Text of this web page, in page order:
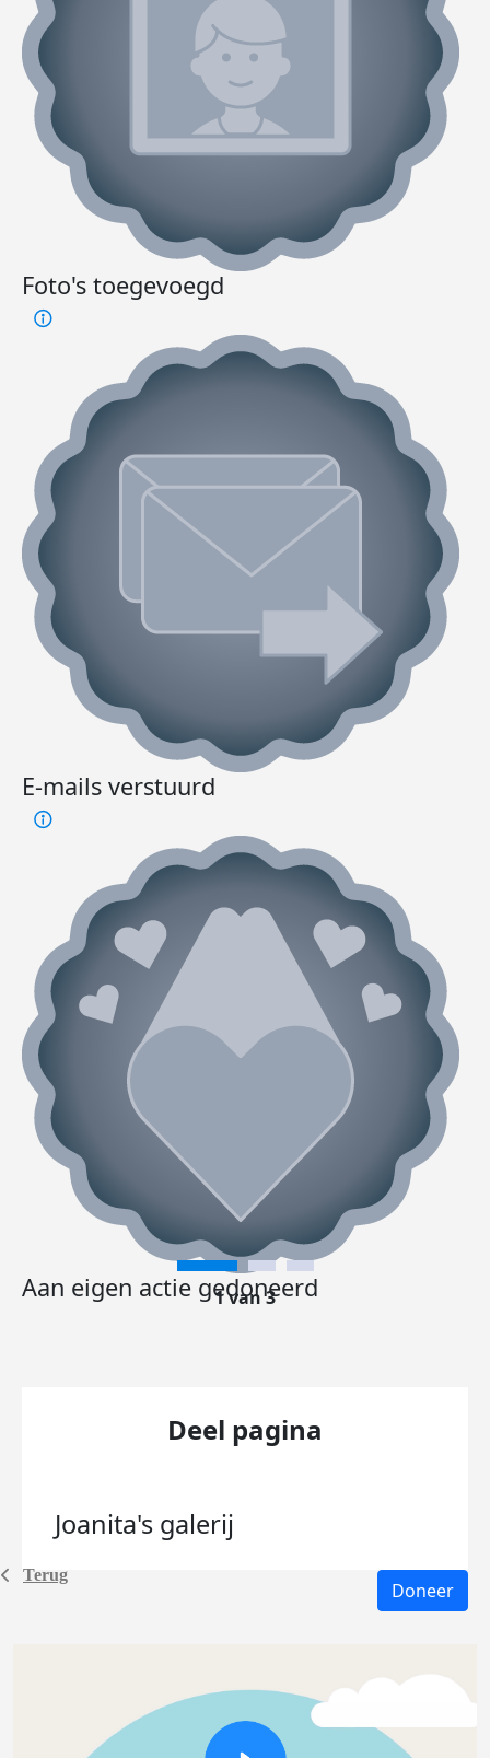
Terug
Foto's toegevoegd
E-mails verstuurd
Aan eigen actie gedoneerd
1 van 3
Deel pagina
Joanita's galerij
Doneer